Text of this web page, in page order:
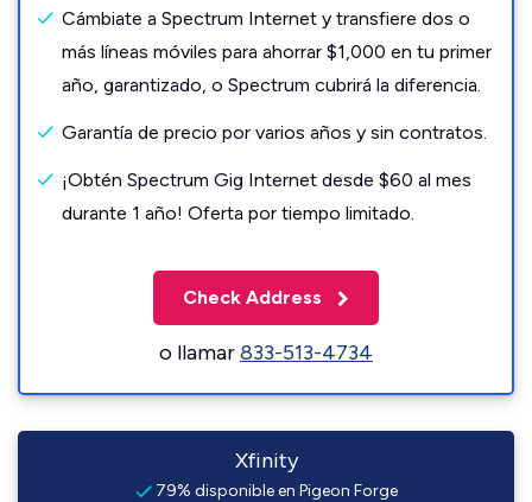
Cámbiate a Spectrum Internet y transfiere dos o
más líneas móviles para ahorrar $1,000 en tu primer
año, garantizado, o Spectrum cubrirá la diferencia.
Garantía de precio por varios años y sin contratos.
¡Obtén Spectrum Gig Internet desde $60 al mes
durante 1 año! Oferta por tiempo limitado.
Check Address
o llamar833-513-4734
Xfinity
79% disponible en Pigeon Forge